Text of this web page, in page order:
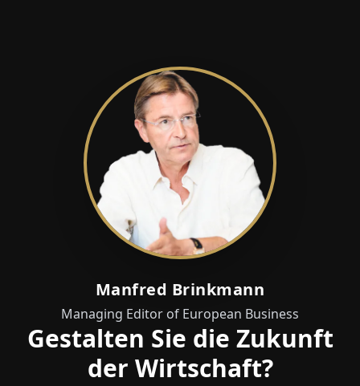
Manfred Brinkmann
Managing Editor of European Business
Gestalten Sie die Zukunft
der Wirtschaft?